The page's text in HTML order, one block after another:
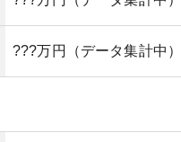
ついては、築年数の経過によ
とが重要ですが、管理状態が
ナンスを通じ集客力を維持す
場のトレンドには注意を払う
な居住用途を提供し得るマン
価値を提供する選択肢となり
???万円（データ集計中）